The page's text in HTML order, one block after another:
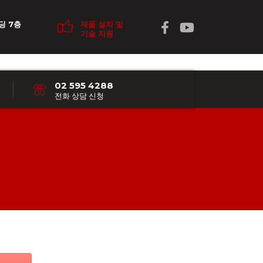
제품 설치 및
기술 지원
7층
02 595 4288
전화 상담 신청